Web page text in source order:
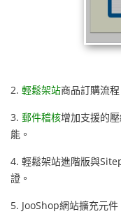
2. 輕鬆架站商品訂購流
3. 郵件稽核增加支援的
能。
4. 輕鬆架站進階版與
證。
5. JooShop網站擴充元